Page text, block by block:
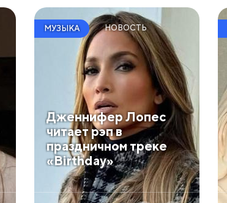
МУЗЫКА НОВОСТЬ
Дженнифер Лопес
читает рэп в
праздничном треке
«Birthday»